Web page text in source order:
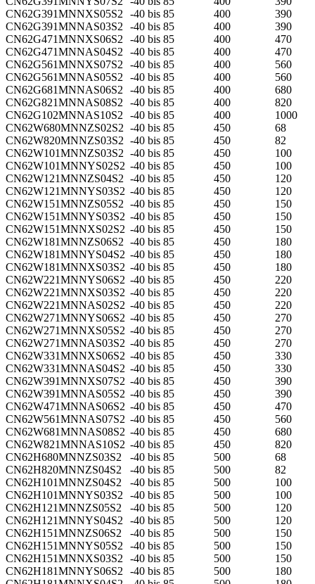
CN62G391MNNXS05S2
-40 bis 85 400
390
CN62G391MNNAS03S2
-40 bis 85 400
390
CN62G471MNNXS06S2
-40 bis 85 400
470
CN62G471MNNAS04S2
-40 bis 85 400
470
CN62G561MNNXS07S2
-40 bis 85 400
560
CN62G561MNNAS05S2
-40 bis 85 400
560
CN62G681MNNAS06S2
-40 bis 85 400
680
CN62G821MNNAS08S2
-40 bis 85 400
820
CN62G102MNNAS10S2
-40 bis 85 400
1000
CN62W680MNNZS02S2 -40 bis 85 450
68
CN62W820MNNZS03S2 -40 bis 85 450
82
CN62W101MNNZS03S2 -40 bis 85 450
100
CN62W101MNNYS02S2 -40 bis 85 450
100
CN62W121MNNZS04S2 -40 bis 85 450
120
CN62W121MNNYS03S2 -40 bis 85 450
120
CN62W151MNNZS05S2 -40 bis 85 450
150
CN62W151MNNYS03S2 -40 bis 85 450
150
CN62W151MNNXS02S2 -40 bis 85 450
150
CN62W181MNNZS06S2 -40 bis 85 450
180
CN62W181MNNYS04S2 -40 bis 85 450
180
CN62W181MNNXS03S2 -40 bis 85 450
180
CN62W221MNNYS06S2 -40 bis 85 450
220
CN62W221MNNXS03S2 -40 bis 85 450
220
CN62W221MNNAS02S2 -40 bis 85 450
220
CN62W271MNNYS06S2 -40 bis 85 450
270
CN62W271MNNXS05S2 -40 bis 85 450
270
CN62W271MNNAS03S2 -40 bis 85 450
270
CN62W331MNNXS06S2 -40 bis 85 450
330
CN62W331MNNAS04S2 -40 bis 85 450
330
CN62W391MNNXS07S2 -40 bis 85 450
390
CN62W391MNNAS05S2 -40 bis 85 450
390
CN62W471MNNAS06S2 -40 bis 85 450
470
CN62W561MNNAS07S2 -40 bis 85 450
560
CN62W681MNNAS08S2 -40 bis 85 450
680
CN62W821MNNAS10S2 -40 bis 85 450
820
CN62H680MNNZS03S2
-40 bis 85 500
68
CN62H820MNNZS04S2
-40 bis 85 500
82
CN62H101MNNZS04S2
-40 bis 85 500
100
CN62H101MNNYS03S2
-40 bis 85 500
100
CN62H121MNNZS05S2
-40 bis 85 500
120
CN62H121MNNYS04S2
-40 bis 85 500
120
CN62H151MNNZS06S2
-40 bis 85 500
150
CN62H151MNNYS05S2
-40 bis 85 500
150
CN62H151MNNXS03S2
-40 bis 85 500
150
CN62H181MNNYS06S2
-40 bis 85 500
180